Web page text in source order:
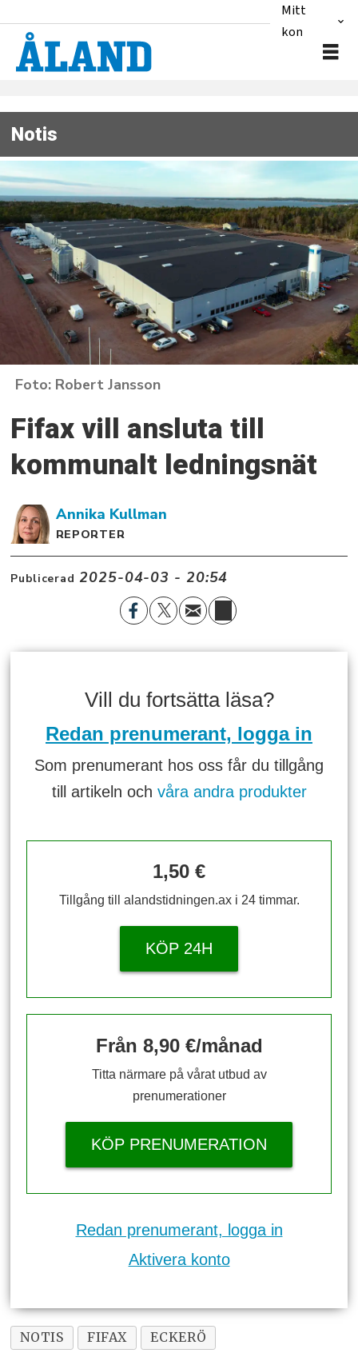
Mitt
konto
Notis
Robert Jansson
Fifax vill ansluta till
kommunalt ledningsnät
Annika Kullman
REPORTER
Publicerad 2025-04-03 - 20:54
Vill du fortsätta läsa?
Redan prenumerant, logga in
Som prenumerant hos oss får du tillgång
till artikeln och våra andra produkter
1,50 €
Tillgång till alandstidningen.ax i 24 timmar.
KÖP 24H
Från 8,90 €/månad
Titta närmare på vårat utbud av
prenumerationer
KÖP PRENUMERATION
Redan prenumerant, logga in
Aktivera konto
NOTIS FIFAX ECKERÖ